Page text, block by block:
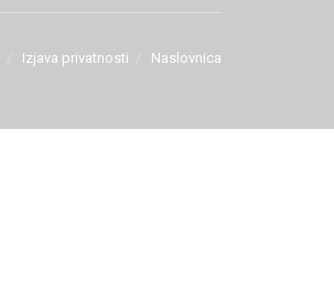
Izjava privatnosti Naslovnica